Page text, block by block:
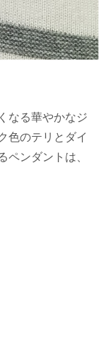
なる華やかなジ
色のテリとダイ
ペンダントは、